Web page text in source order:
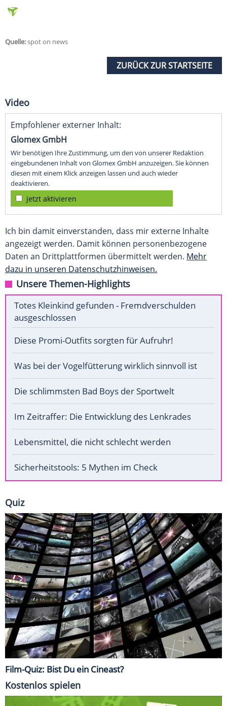
Quelle:spot on news
ZURÜCK ZUR STARTSEITE
Video
Empfohlener externer Inhalt:
Glomex GmbH
Wir benötigen Ihre Zustimmung, um den von unserer Redaktion
eingebundenen Inhalt von Glomex GmbH anzuzeigen. Sie können
diesen mit einem Klick anzeigen lassen und auch wieder
deaktivieren.
jetzt aktivieren
Ich bin damit einverstanden, dass mir externe Inhalte
angezeigt werden. Damit können personenbezogene
Daten an Drittplattformen übermittelt werden. Mehr
dazu in unseren Datenschutzhinweisen.
Unsere Themen-Highlights
Totes Kleinkind gefunden - Fremdverschulden
ausgeschlossen
Diese Promi-Outfits sorgten für Aufruhr!
Was bei der Vogelfütterung wirklich sinnvoll ist
Die schlimmsten Bad Boys der Sportwelt
Im Zeitraffer: Die Entwicklung des Lenkrades
Lebensmittel, die nicht schlecht werden
Sicherheitstools: 5 Mythen im Check
Quiz
Film-Quiz: Bist Du ein Cineast?
Kostenlos spielen